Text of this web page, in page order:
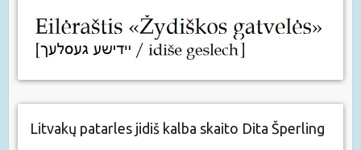
Litvakų patarles jidiš kalba skaito Dita Šperling